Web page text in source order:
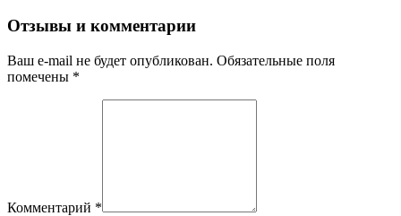
Отзывы и комментарии
Ваш e-mail не будет опубликован. Обязательные поля
помечены *
Комментарий *